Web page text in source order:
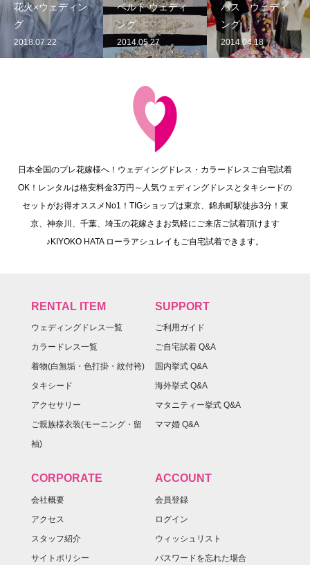
花火×ウェディン
グ
2018.07.22
ベルト ウェディ
ング
2014.05.27
バス ウェディ
ング
2014.04.18
日本全国のプレ花嫁様へ！ウェディングドレス・カラードレスご自宅試着
OK！レンタルは格安料金3万円～人気ウェディングドレスとタキシードの
セットがお得オススメNo1！TIGショップは東京、錦糸町駅徒歩3分！東
京、神奈川、千葉、埼玉の花嫁さまお気軽にご来店ご試着頂けます
♪KIYOKO HATA ローラアシュレイもご自宅試着できます。
RENTAL ITEM
ウェディングドレス一覧
カラードレス一覧
着物(白無垢・色打掛・紋付袴)
タキシード
アクセサリー
ご親族様衣装(モーニング・留
袖)
SUPPORT
ご利用ガイド
ご自宅試着 Q&A
国内挙式 Q&A
海外挙式 Q&A
マタニティー挙式 Q&A
ママ婚 Q&A
CORPORATE
会社概要
アクセス
スタッフ紹介
サイトポリシー
ACCOUNT
会員登録
ログイン
ウィッシュリスト
パスワードを忘れた場合